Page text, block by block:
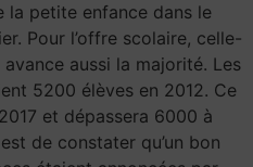
la petite enfance dans le
Pour l’offre scolaire, celle-
aussi la majorité. Les
5200 élèves en 2012. Ce
et dépassera 6000 à
de constater qu’un bon